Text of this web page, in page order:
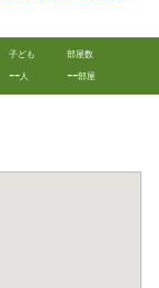
子ども
--人
部屋数
--部屋